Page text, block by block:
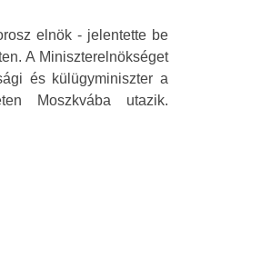
elnök - jelentette be
A Miniszterelnökséget
és külügyminiszter a
Moszkvába utazik.